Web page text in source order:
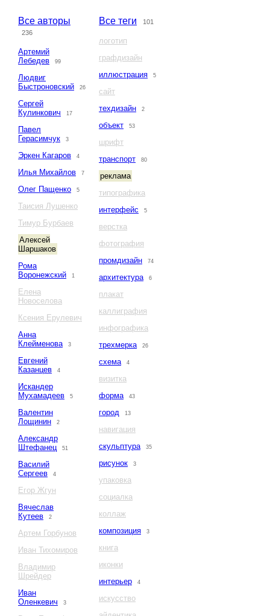
Все авторы
236
Артемий
Лебедев
99
Людвиг
Быстроновский
26
Сергей
Кулинкович
17
Павел
Герасимчук
3
Эркен Кагаров 4
Илья Михайлов 7
Олег Пащенко 5
Таисия Лушенко
Тимур Бурбаев
Алексей
Шаршаков
Рома
Воронежский
1
Елена
Новоселова
Ксения Ерулевич
Анна
Клейменова
3
Евгений
Казанцев
4
Искандер
Мухамадеев
5
Валентин
Лощинин
2
Александр
Штефанец
51
Василий
Сергеев
4
Егор Жгун
Вячеслав
Кутеев
2
Артем Горбунов
Иван Тихомиров
Владимир
Шрейдер
Иван
Оленкевич
3
Все теги 101
логотип
графдизайн
иллюстрация
5
сайт
техдизайн
2
объект 53
шрифт
транспорт
80
реклама
типографика
интерфейс
5
верстка
фотография
промдизайн
74
архитектура 6
плакат
каллиграфия
инфографика
трехмерка
26
схема 4
визитка
форма
43
город 13
навигация
скульптура
35
рисунок 3
упаковка
социалка
коллаж
композиция
3
книга
иконки
интерьер
4
искусство